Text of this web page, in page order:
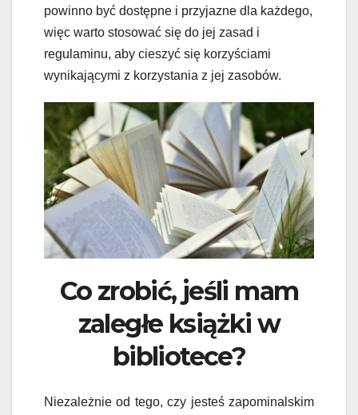
powinno być dostępne i przyjazne dla każdego,
więc warto stosować się do jej zasad i
regulaminu, aby cieszyć się korzyściami
wynikającymi z korzystania z jej zasobów.
Co zrobić, jeśli mam
zaległe książki w
bibliotece?
Niezależnie od tego, czy jesteś zapominalskim